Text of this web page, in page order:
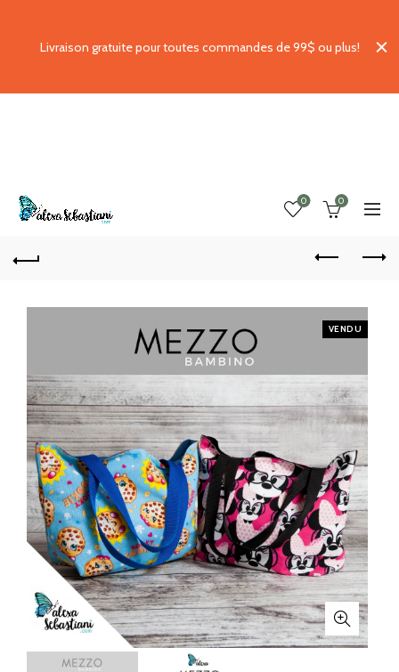
0 0
VENDU
Livraison gratuite pour toutes commandes de 99$ ou plus!